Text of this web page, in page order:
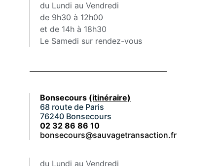
du Lundi au Vendredi
de 9h30 à 12h00
et de 14h à 18h30
Le Samedi sur rendez-vous
Bonsecours (itinéraire)
68 route de Paris
76240 Bonsecours
02 32 86 86 10
bonsecours@sauvagetransaction.fr
du Lundi au Vendredi